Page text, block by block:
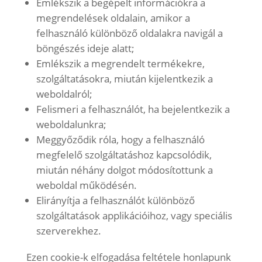
megrendelések oldalain, amikor a
felhasználó különböző oldalakra navigál a
böngészés ideje alatt;
Emlékszik a megrendelt termékekre,
szolgáltatásokra, miután kijelentkezik a
weboldalról;
Felismeri a felhasználót, ha bejelentkezik a
weboldalunkra;
Meggyőződik róla, hogy a felhasználó
megfelelő szolgáltatáshoz kapcsolódik,
miután néhány dolgot módosítottunk a
weboldal működésén.
Elirányítja a felhasználót különböző
szolgáltatások applikációihoz, vagy speciális
szerverekhez.
Ezen cookie-k elfogadása feltétele honlapunk